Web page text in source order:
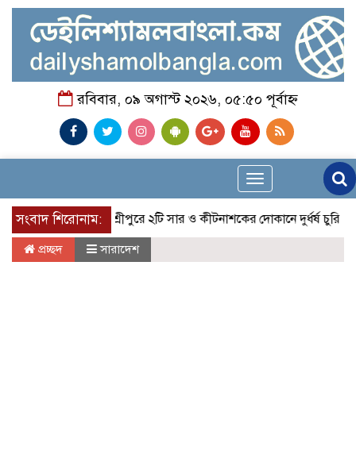
রবিবার, ০৯ অগাস্ট ২০২৬, ০৫:৫০ পূর্বাহ্ন
Toggle
navigation
সংবাদ শিরোনাম:
মাগুরার শ্রীপুরে ২টি সার ও কীটনাশকের দোকানে দুর্ধর্ষ চুরি
প্রচ্ছদ সারাদেশ